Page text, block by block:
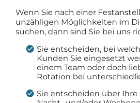
Wenn Sie nach einer
unzähligen Möglichkeiten im
suchen, dann sind Sie bei uns
Sie entscheiden, bei
Kunden Sie eingesetzt
einem Team oder doch
Rotation bei
Sie entscheiden über Ihre